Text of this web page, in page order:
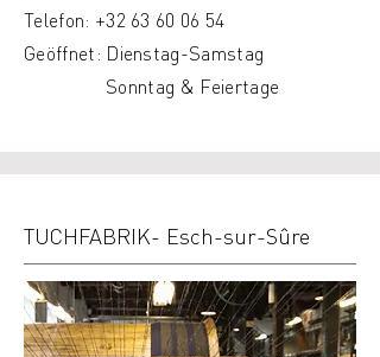
Telefon: +32 63 60 06 54
Geöffnet: Dienstag-Samstag
Sonntag & Feiertage
TUCHFABRIK- Esch-sur-Sûre